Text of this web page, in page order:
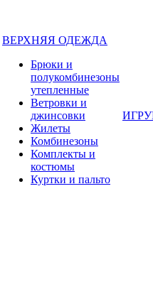
ВЕРХНЯЯ ОДЕЖДА
Брюки и
полукомбинезоны
утепленные
Ветровки и
джинсовки
Жилеты
Комбинезоны
Комплекты и
костюмы
Куртки и пальто